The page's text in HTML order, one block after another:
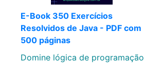
E-Book 350 Exercícios
Resolvidos de Java - PDF com
500 páginas
Domine lógica de programação